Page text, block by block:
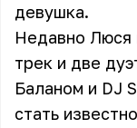
девушка.
Недавно Люся
трек и две
Баланом и DJ
стать